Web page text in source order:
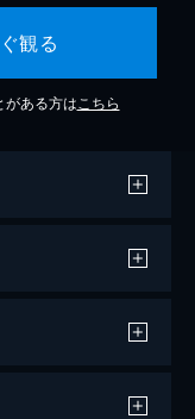
観る
がある方は こちら